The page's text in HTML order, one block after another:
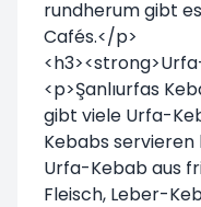
rundherum gibt
Cafés.</p>
<p>Şanlıurfas
gibt viele Urfa-
Kebabs
Urfa-Kebab aus
Fleisch, Leber-